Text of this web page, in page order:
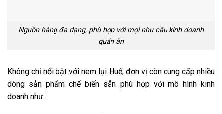
Nguồn hàng đa dạng, phù hợp với mọi nhu cầu kinh doanh
quán ăn
Không chỉ nổi bật với nem lụi Huế, đơn vị còn cung cấp nhiều
dòng sản phẩm chế biến sẵn phù hợp với mô hình kinh
doanh như: